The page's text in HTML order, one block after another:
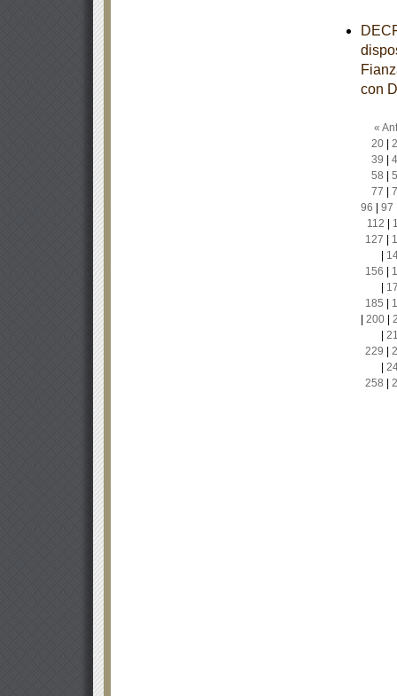
con
«
20|
39
58
77
96
97
112
127
156
185
200|
229
258